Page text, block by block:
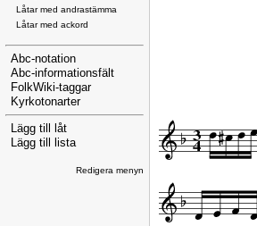
Låtar med andrastämma
Låtar med ackord
Abc-notation
Abc-informationsfält
FolkWiki-taggar
Kyrkotonarter
Lägg till låt
Lägg till lista
Redigera menyn